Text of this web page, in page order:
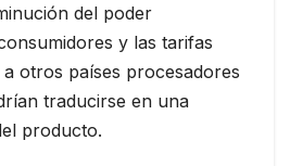
del poder
y las tarifas
a otros países procesadores
traducirse en una
producto.